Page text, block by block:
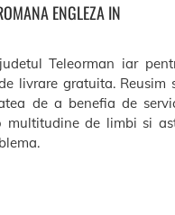
ENGLEZA IN
Teleorman iar
livrare gratuita. Reusim
de a benefia de
multitudine de limbi si